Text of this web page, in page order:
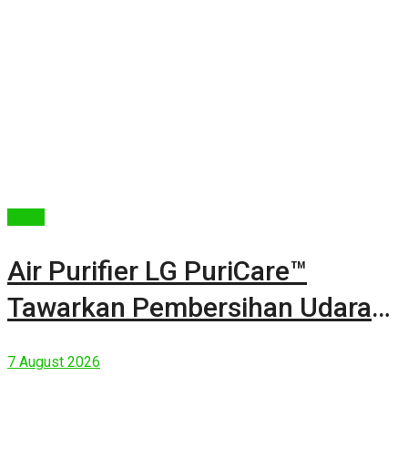
Air Purifier LG PuriCare™
Tawarkan Pembersihan Udara
7 August 2026